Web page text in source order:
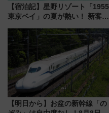
【宿泊記】星野リゾート「1955
東京ベイ」の夏が熱い！ 新客室
メリカングルメ＆絶品スイーツ
を満喫（千葉県浦安市）
【明日から】お盆の新幹線「の